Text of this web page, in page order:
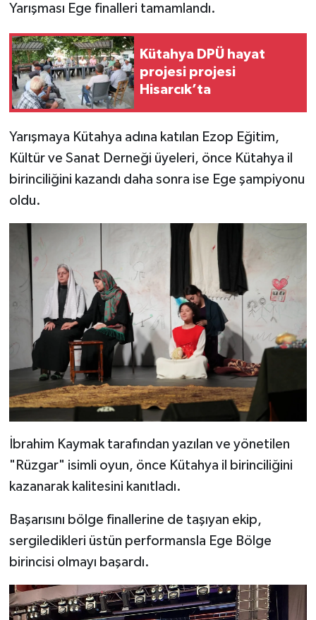
Yarışması Ege finalleri tamamlandı.
Kütahya DPÜ hayat
projesi projesi
Hisarcık’ta
Yarışmaya Kütahya adına katılan Ezop Eğitim,
Kültür ve Sanat Derneği üyeleri, önce Kütahya il
birinciliğini kazandı daha sonra ise Ege şampiyonu
oldu.
İbrahim Kaymak tarafından yazılan ve yönetilen
"Rüzgar" isimli oyun, önce Kütahya il birinciliğini
kazanarak kalitesini kanıtladı.
Başarısını bölge finallerine de taşıyan ekip,
sergiledikleri üstün performansla Ege Bölge
birincisi olmayı başardı.
Kültür Sanat
Kütahya
Magazin
Otomobil
Pazarlar
Resmi İlan
Rüya Tabirleri
Sağlık
Şaphane
Simav
Spor
Teknoloji
Video Galeri